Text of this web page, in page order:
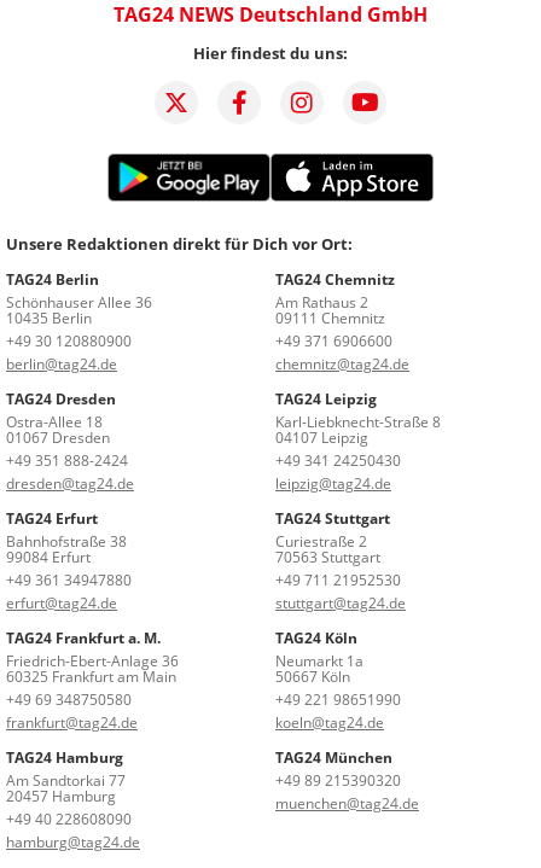
TAG24 NEWS Deutschland GmbH
Hier findest du uns:
Unsere Redaktionen direkt für Dich vor Ort:
TAG24 Berlin
Schönhauser Allee 36
10435 Berlin
+49 30 120880900
berlin@tag24.de
TAG24 Chemnitz
Am Rathaus 2
09111 Chemnitz
+49 371 6906600
chemnitz@tag24.de
TAG24 Dresden
Ostra-Allee 18
01067 Dresden
+49 351 888-2424
dresden@tag24.de
TAG24 Leipzig
Karl-Liebknecht-Straße 8
04107 Leipzig
+49 341 24250430
leipzig@tag24.de
TAG24 Erfurt
Bahnhofstraße 38
99084 Erfurt
+49 361 34947880
erfurt@tag24.de
TAG24 Stuttgart
Curiestraße 2
70563 Stuttgart
+49 711 21952530
stuttgart@tag24.de
TAG24 Frankfurt a. M.
Friedrich-Ebert-Anlage 36
60325 Frankfurt am Main
+49 69 348750580
frankfurt@tag24.de
TAG24 Köln
Neumarkt 1a
50667 Köln
+49 221 98651990
koeln@tag24.de
TAG24 Hamburg
Am Sandtorkai 77
20457 Hamburg
+49 40 228608090
hamburg@tag24.de
TAG24 München
+49 89 215390320
muenchen@tag24.de